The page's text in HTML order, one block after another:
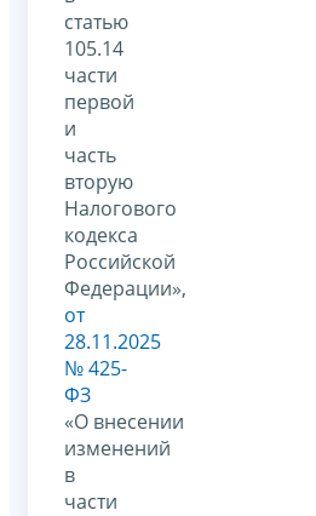
статью
105.14
части
первой
и
часть
вторую
Налогового
кодекса
Российской
Федерации»,
от
28.11.2025
№ 425-
ФЗ
«О внесении
изменений
в
части